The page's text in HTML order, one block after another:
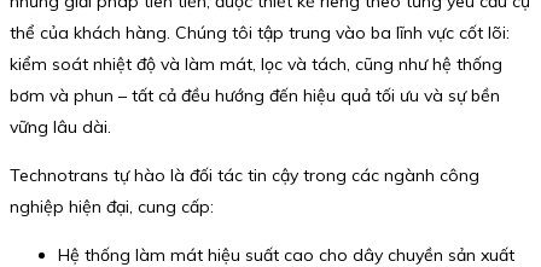
thể của khách hàng. Chúng tôi tập trung vào ba lĩnh vực cốt lõi:
kiểm soát nhiệt độ và làm mát, lọc và tách, cũng như hệ thống
bơm và phun – tất cả đều hướng đến hiệu quả tối ưu và sự bền
vững lâu dài.
Technotrans tự hào là đối tác tin cậy trong các ngành công
nghiệp hiện đại, cung cấp:
Hệ thống làm mát hiệu suất cao cho dây chuyền sản xuất